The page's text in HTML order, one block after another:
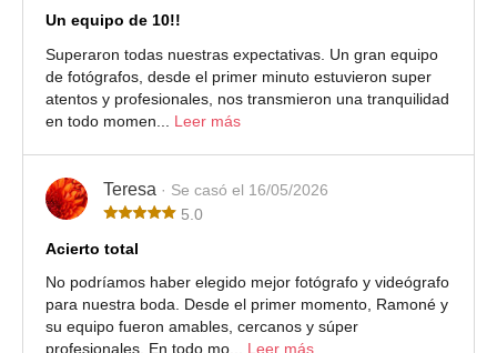
Un equipo de 10!!
Superaron todas nuestras expectativas. Un gran equipo
de fotógrafos, desde el primer minuto estuvieron super
atentos y profesionales, nos transmieron una tranquilidad
en todo momen... Leer más
Teresa · Se casó el 16/05/2026
5.0
Acierto total
No podríamos haber elegido mejor fotógrafo y videógrafo
para nuestra boda. Desde el primer momento, Ramoné y
su equipo fueron amables, cercanos y súper
profesionales. En todo mo... Leer más